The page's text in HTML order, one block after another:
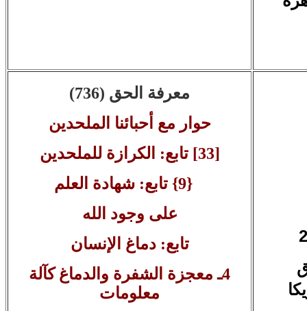
معرفة الحق (736)
حوار مع أحبائنا الملحدين
[33] تابع: الكرازة للملحدين
{9} تابع: شهادة العلم
على وجود الله
تابع: دماغ الإنسان
4ـ معجزة الشفرة والدماغ كآلة
معلومات